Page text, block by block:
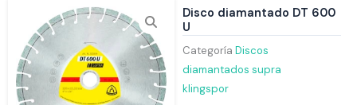
Disco diamantado DT 600
U
Categoría Discos
diamantados supra
klingspor